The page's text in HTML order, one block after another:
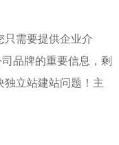
只需要提供企业介
品牌的重要信息，剩
独立站建站问题！主